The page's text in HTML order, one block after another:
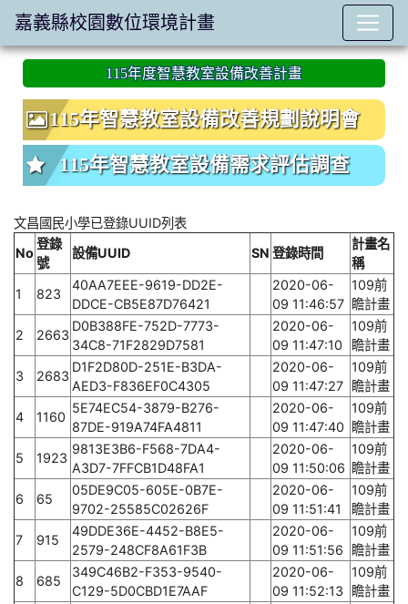
:::
115年度智慧教室設備改善計畫
115年智慧教室設備改善規劃說明會
115年智慧教室設備需求評估調查
文昌國民小學已登錄UUID列表
No
登錄
號
設備UUID SN 登錄時間
計畫名
稱
1
823
40AA7EEE-9619-DD2E-
DDCE-CB5E87D76421
2020-06-
09 11:46:57
109前
瞻計畫
2
2663
D0B388FE-752D-7773-
34C8-71F2829D7581
2020-06-
09 11:47:10
109前
瞻計畫
3
2683
D1F2D80D-251E-B3DA-
AED3-F836EF0C4305
2020-06-
09 11:47:27
109前
瞻計畫
4
1160
5E74EC54-3879-B276-
87DE-919A74FA4811
2020-06-
09 11:47:40
109前
瞻計畫
5
1923
9813E3B6-F568-7DA4-
A3D7-7FFCB1D48FA1
2020-06-
09 11:50:06
109前
瞻計畫
6
65
05DE9C05-605E-0B7E-
9702-25585C02626F
2020-06-
09 11:51:41
109前
瞻計畫
7
915
49DDE36E-4452-B8E5-
2579-248CF8A61F3B
2020-06-
09 11:51:56
109前
瞻計畫
8
685
349C46B2-F353-9540-
C129-5D0CBD1E7AAF
2020-06-
09 11:52:13
109前
瞻計畫
嘉義縣校園數位環境計畫